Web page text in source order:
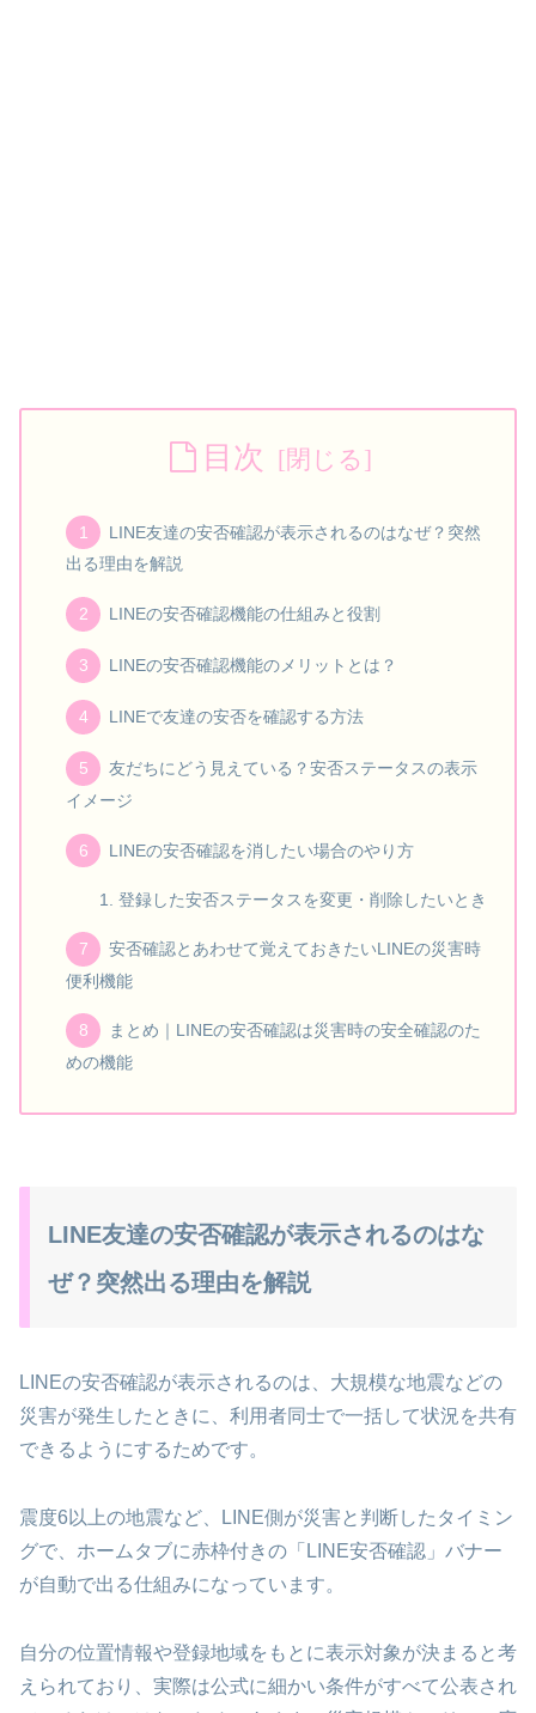
目次
LINE友達の安否確認が表示されるのはなぜ？突然
出る理由を解説
LINEの安否確認機能の仕組みと役割
LINEの安否確認機能のメリットとは？
LINEで友達の安否を確認する方法
友だちにどう見えている？安否ステータスの表示
イメージ
LINEの安否確認を消したい場合のやり方
登録した安否ステータスを変更・削除したいとき
安否確認とあわせて覚えておきたいLINEの災害時
便利機能
まとめ｜LINEの安否確認は災害時の安全確認のた
めの機能
LINE友達の安否確認が表示されるのはな
ぜ？突然出る理由を解説
LINEの安否確認が表示されるのは、大規模な地震などの
災害が発生したときに、利用者同士で一括して状況を共有
できるようにするためです。
震度6以上の地震など、LINE側が災害と判断したタイミン
グで、ホームタブに赤枠付きの「LINE安否確認」バナー
が自動で出る仕組みになっています。
自分の位置情報や登録地域をもとに表示対象が決まると考
えられており、実際は公式に細かい条件がすべて公表され